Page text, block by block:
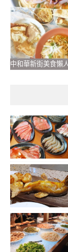
中和華新街美食懶